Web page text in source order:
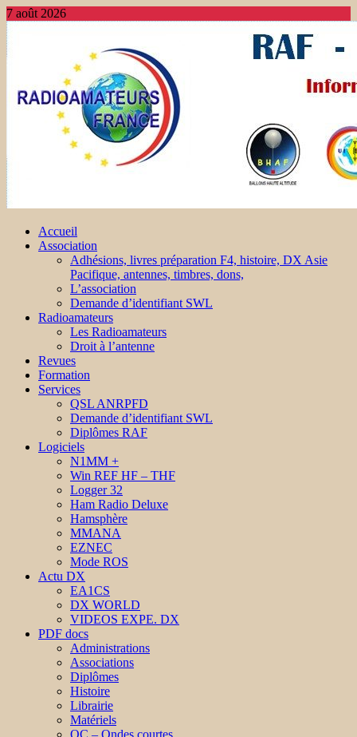
7 août 2026
Accueil
Association
Adhésions, livres préparation F4, histoire, DX Asie
Pacifique, antennes, timbres, dons,
L’association
Demande d’identifiant SWL
Radioamateurs
Les Radioamateurs
Droit à l’antenne
Revues
Formation
Services
QSL ANRPFD
Demande d’identifiant SWL
Diplômes RAF
Logiciels
N1MM +
Win REF HF – THF
Logger 32
Ham Radio Deluxe
Hamsphère
MMANA
EZNEC
Mode ROS
Actu DX
EA1CS
DX WORLD
VIDEOS EXPE. DX
PDF docs
Administrations
Associations
Diplômes
Histoire
Librairie
Matériels
OC – Ondes courtes